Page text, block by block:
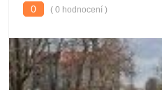
0
( 0 hodnocení )